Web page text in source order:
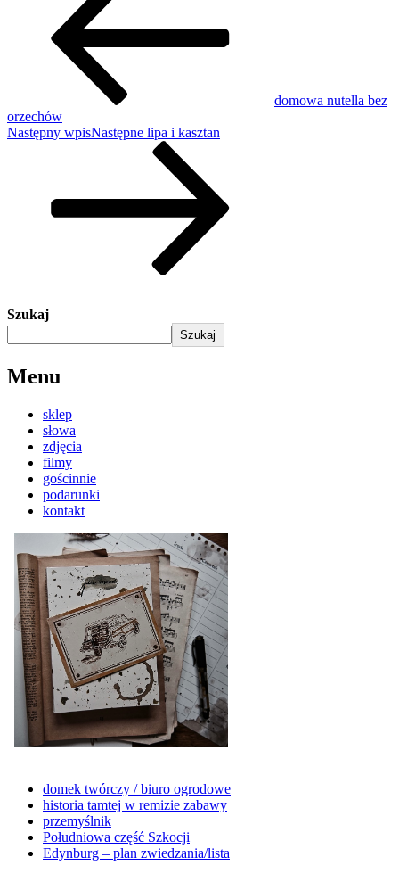
domowa nutella bez
orzechów
Następny wpisNastępne lipa i kasztan
Szukaj
Szukaj
Menu
sklep
słowa
zdjęcia
filmy
gościnnie
podarunki
kontakt
domek twórczy / biuro ogrodowe
historia tamtej w remizie zabawy
przemyślnik
Południowa część Szkocji
Edynburg – plan zwiedzania/lista